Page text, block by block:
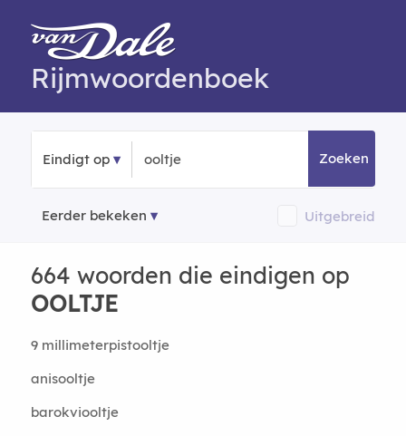
Rijmwoordenboek
Eindigt op Zoeken
Eerder bekeken Uitgebreid
664 woorden die eindigen op
OOLTJE
9 millimeterpistooltje
anisooltje
barokviooltje